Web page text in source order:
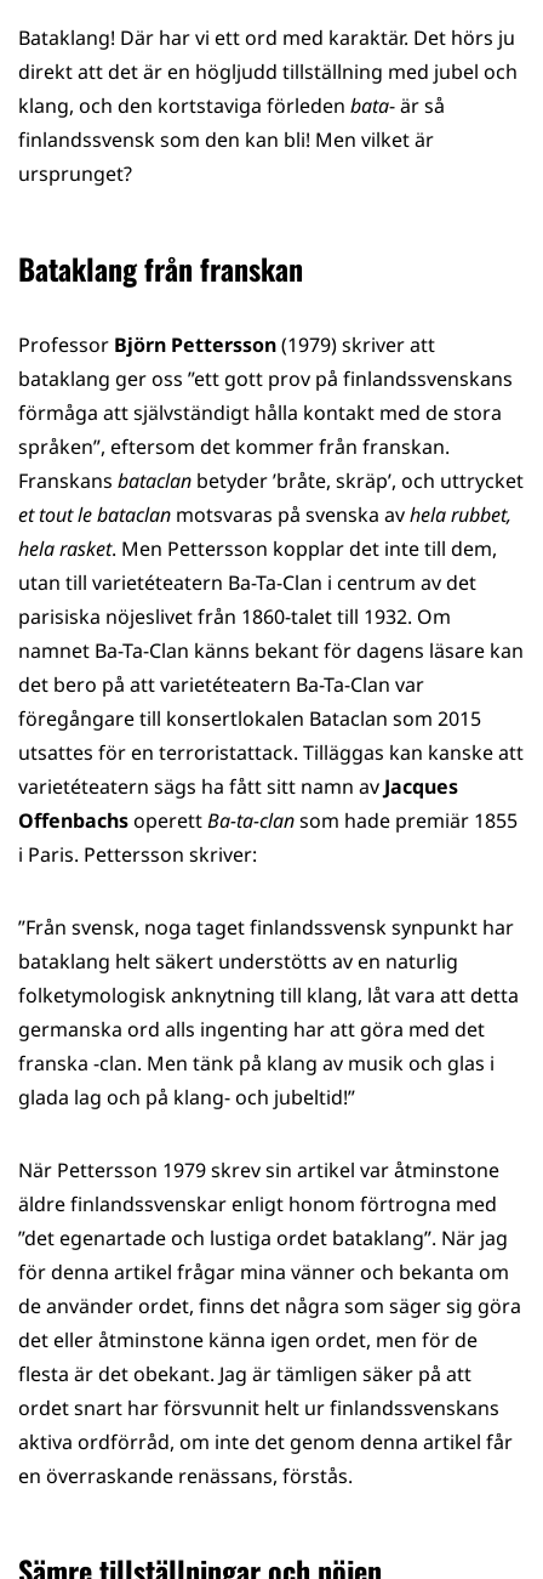
Bataklang! Där har vi ett ord med karaktär. Det hörs ju
direkt att det är en högljudd tillställning med jubel och
klang, och den kortstaviga förleden bata- är så
finlandssvensk som den kan bli! Men vilket är
ursprunget?
Bataklang från franskan
Professor Björn Pettersson(1979) skriver att
bataklang ger oss ”ett gott prov på finlandssvenskans
förmåga att självständigt hålla kontakt med de stora
språken”, eftersom det kommer från franskan.
Franskans bataclan betyder ’bråte, skräp’, och uttrycket
et tout le bataclan motsvaras på svenska avhela rubbet,
hela rasket. Men Pettersson kopplar det inte till dem,
utan till varietéteatern Ba-Ta-Clan i centrum av det
parisiska nöjeslivet från 1860-talet till 1932. Om
namnet Ba-Ta-Clan känns bekant för dagens läsare kan
det bero på att varietéteatern Ba-Ta-Clan var
föregångare till konsertlokalen Bataclan som 2015
utsattes för en terroristattack. Tilläggas kan kanske att
varietéteatern sägs ha fått sitt namn av Jacques
OffenbachsoperettBa-ta-clansom hade premiär 1855
i Paris. Pettersson skriver:
”Från svensk, noga taget finlandssvensk synpunkt har
bataklang helt säkert understötts av en naturlig
folketymologisk anknytning till klang, låt vara att detta
germanska ord alls ingenting har att göra med det
franska -clan. Men tänk på klang av musik och glas i
glada lag och på klang- och jubeltid!”
När Pettersson 1979 skrev sin artikel var åtminstone
äldre finlandssvenskar enligt honom förtrogna med
”det egenartade och lustiga ordet bataklang”. När jag
för denna artikel frågar mina vänner och bekanta om
de använder ordet, finns det några som säger sig göra
det eller åtminstone känna igen ordet, men för de
flesta är det obekant. Jag är tämligen säker på att
ordet snart har försvunnit helt ur finlandssvenskans
aktiva ordförråd, om inte det genom denna artikel får
en överraskande renässans, förstås.
Sämre tillställningar och nöjen